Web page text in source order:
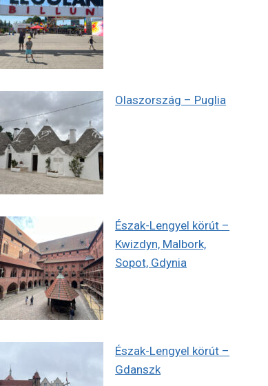
Olaszország – Puglia
Észak-Lengyel körút –
Kwizdyn, Malbork,
Sopot, Gdynia
Észak-Lengyel körút –
Gdanszk